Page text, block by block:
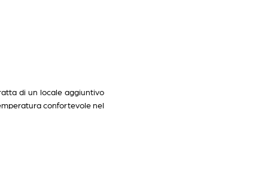
di un locale aggiuntivo
confortevole nel